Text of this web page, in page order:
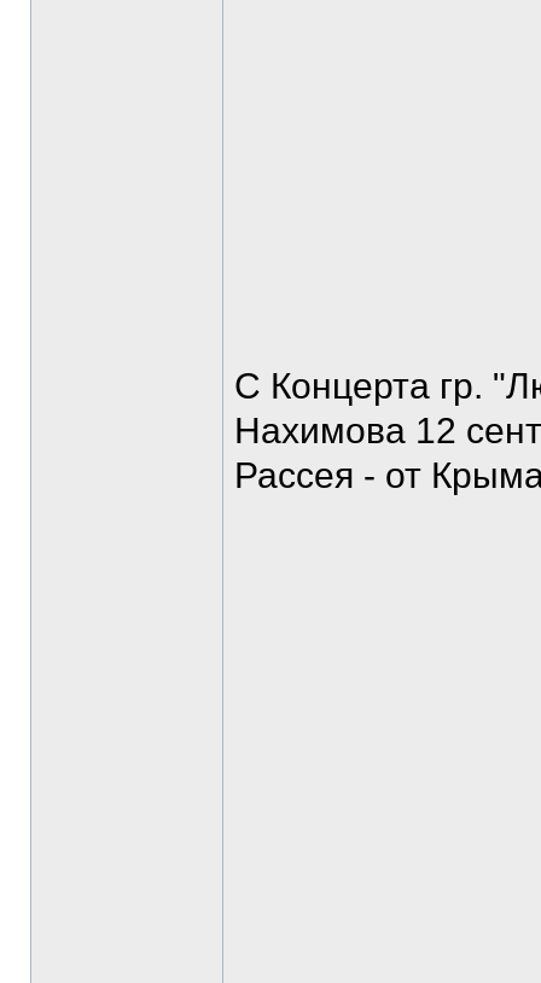
С Концерта гр.
Нахимова 12
Рассея - от